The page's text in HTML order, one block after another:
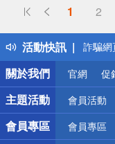
1 2
活動快訊
銀行優惠
偏遠
詐騙網
關於我們
官網 促
主題活動 會員活動
會員專區 會員專區